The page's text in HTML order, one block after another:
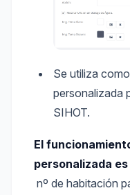
Se utiliza
personalizada
SIHOT.
El
personalizada
nº de habitación